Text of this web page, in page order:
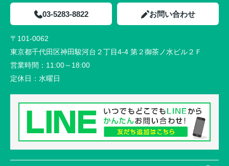
03-5283-8822 お問い合わせ
〒101-0062
東京都千代田区神田駿河台２丁目4-4 第２御茶ノ水ビル２Ｆ
営業時間： 11:00～18:00
定休日： 水曜日